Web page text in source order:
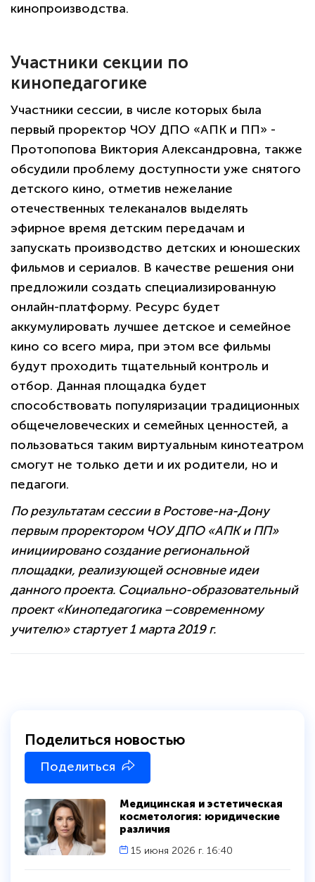
кинопроизводства.
Участники секции по
кинопедагогике
Участники сессии, в числе которых была
первый проректор ЧОУ ДПО «АПК и ПП» -
Протопопова Виктория Александровна, также
обсудили проблему доступности уже снятого
детского кино, отметив нежелание
отечественных телеканалов выделять
эфирное время детским передачам и
запускать производство детских и юношеских
фильмов и сериалов. В качестве решения они
предложили создать специализированную
онлайн-платформу. Ресурс будет
аккумулировать лучшее детское и семейное
кино со всего мира, при этом все фильмы
будут проходить тщательный контроль и
отбор. Данная площадка будет
способствовать популяризации традиционных
общечеловеческих и семейных ценностей, а
пользоваться таким виртуальным кинотеатром
смогут не только дети и их родители, но и
педагоги.
По результатам сессии в Ростове-на-Дону
первым проректором ЧОУ ДПО «АПК и ПП»
инициировано создание региональной
площадки, реализующей основные идеи
данного проекта. Социально-образовательный
проект «Кинопедагогика –современному
учителю» стартует 1 марта 2019 г.
Медицинская и эстетическая
косметология: юридические
различия
15 июня 2026 г. 16:40
Поделиться новостью
Поделиться